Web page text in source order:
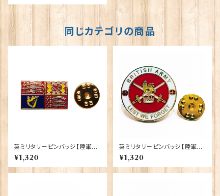
同じカテゴリの商品
英ミリタリーピンバッジ【陸軍=R
oyal Cypher Standard Fla
¥1,320
英ミリタリーピンバッジ【陸軍=B
ritish Army】Tradition 9004
3-M099
¥1,320